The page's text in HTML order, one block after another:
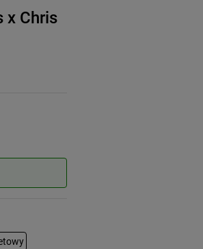
x Chris